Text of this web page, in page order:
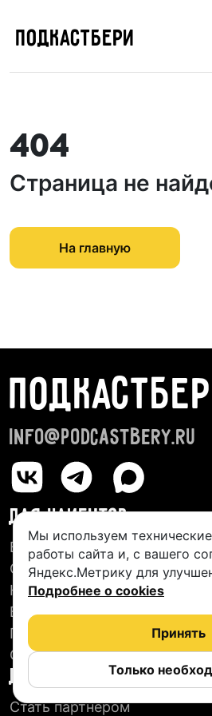
ПОДКАСТБЕРИ
404
Страница не
На главную
info@podcastbery.ru
ДЛЯ КЛИЕНТОВ
База студий
О сервисе
Новые подкасты
Блог
Пользовательское
Отзывы
ДЛЯ СТУДИЙ
Стать партнером
Мы используем
работы сайта и, с вашего
Яндекс.Метрику для
Подробнее о cookies
Только
Принять